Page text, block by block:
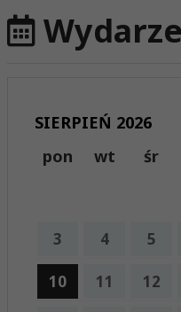
SIERPIEŃ 2026
pon
wt śr
3 4 5
10 11 12